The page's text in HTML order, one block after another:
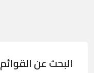
البحث عن القوائم